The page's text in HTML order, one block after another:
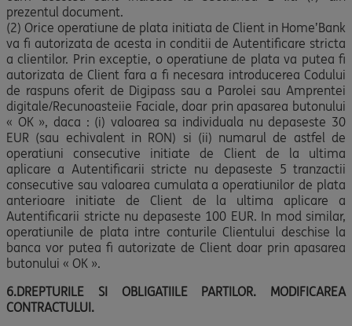
prezentul document.
(2) Orice operatiune de plata initiata de Client in Home’Bank
va fi autorizata de acesta in conditii de Autentificare stricta
a clientilor. Prin exceptie, o operatiune de plata va putea fi
autorizata de Client fara a fi necesara introducerea Codului
de raspuns oferit de Digipass sau a Parolei sau Amprentei
digitale/Recunoasteiie Faciale, doar prin apasarea butonului
« OK », daca : (i) valoarea sa individuala nu depaseste 30
EUR (sau echivalent in RON) si (ii) numarul de astfel de
operatiuni consecutive initiate de Client de la ultima
aplicare a Autentificarii stricte nu depaseste 5 tranzactii
consecutive sau valoarea cumulata a operatiunilor de plata
anterioare initiate de Client de la ultima aplicare a
Autentificarii stricte nu depaseste 100 EUR. In mod similar,
operatiunile de plata intre conturile Clientului deschise la
banca vor putea fi autorizate de Client doar prin apasarea
butonului « OK ».
6.DREPTURILE SI OBLIGATIILE PARTILOR. MODIFICAREA
CONTRACTULUI.